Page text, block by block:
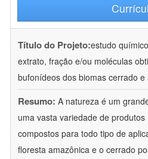
Título do Projeto:estudo
extrato, fração e/ou moléculas
bufonídeos dos biomas cerrado
Resumo: A natureza é um
uma vasta variedade de
compostos para todo tipo de
floresta amazônica e o cerrado